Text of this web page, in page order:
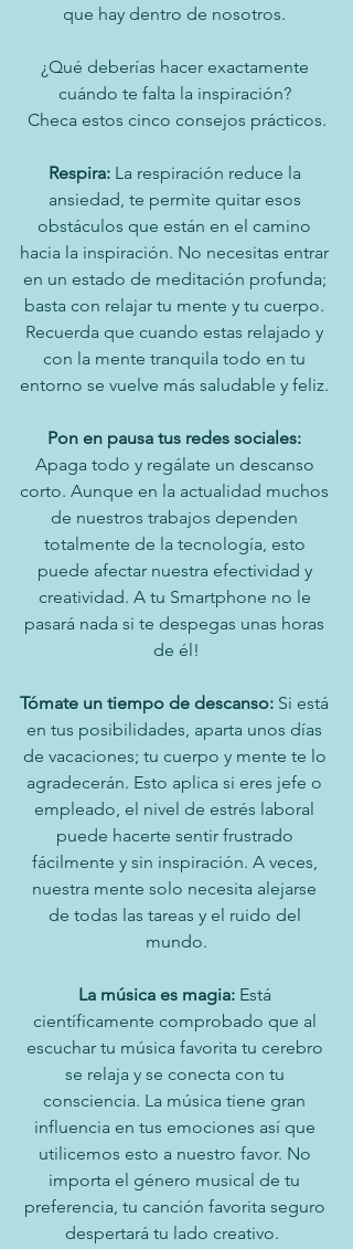
que hay dentro de nosotros.
¿Qué deberías hacer exactamente
cuándo te falta la inspiración?
Checa estos cinco consejos prácticos.
Respira: La respiración reduce la
ansiedad, te permite quitar esos
obstáculos que están en el camino
hacia la inspiración. No necesitas entrar
en un estado de meditación profunda;
basta con relajar tu mente y tu cuerpo.
Recuerda que cuando estas relajado y
con la mente tranquila todo en tu
entorno se vuelve más saludable y feliz.
Pon en pausa tus redes sociales:
Apaga todo y regálate un descanso
corto. Aunque en la actualidad muchos
de nuestros trabajos dependen
totalmente de la tecnología, esto
puede afectar nuestra efectividad y
creatividad. A tu Smartphone no le
pasará nada si te despegas unas horas
de él!
Tómate un tiempo de descanso: Si está
en tus posibilidades, aparta unos días
de vacaciones; tu cuerpo y mente te lo
agradecerán. Esto aplica si eres jefe o
empleado, el nivel de estrés laboral
puede hacerte sentir frustrado
fácilmente y sin inspiración. A veces,
nuestra mente solo necesita alejarse
de todas las tareas y el ruido del
mundo.
La música es magia: Está
científicamente comprobado que al
escuchar tu música favorita tu cerebro
se relaja y se conecta con tu
consciencia. La música tiene gran
influencia en tus emociones así que
utilicemos esto a nuestro favor. No
importa el género musical de tu
preferencia, tu canción favorita seguro
despertará tu lado creativo.